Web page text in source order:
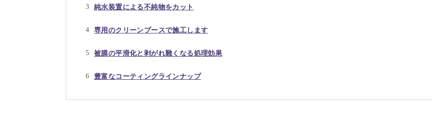
純水装置による不純物をカット
専用のクリーンブースで施工します
被膜の平滑化と剥がれ難くなる処理効果
豊富なコーティングラインナップ